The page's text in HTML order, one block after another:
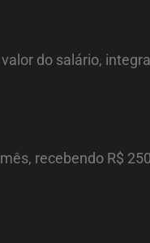
do salário,
recebendo R$